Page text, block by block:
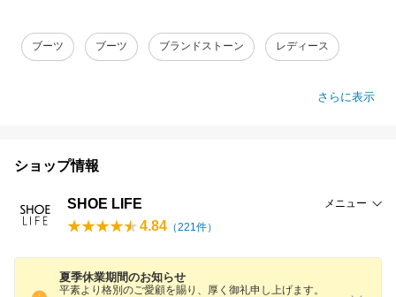
ブーツ ブーツ ブランドストーン レディース
さらに表示
ショップ情報
SHOE LIFE メニュー
4.84 （221件）
夏季休業期間のお知らせ
平素より格別のご愛顧を賜り、厚く御礼申し上げます。